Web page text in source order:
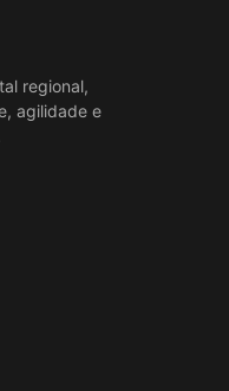
regional,
agilidade e